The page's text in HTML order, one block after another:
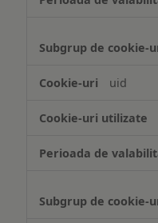
uid